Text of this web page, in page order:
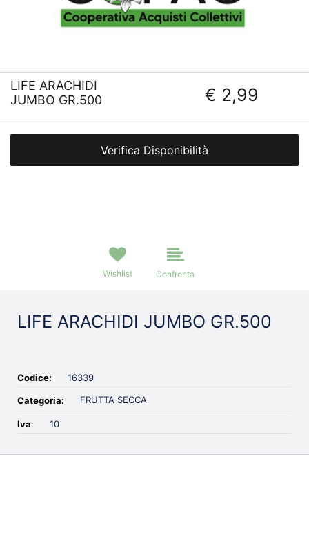
LIFE ARACHIDI
JUMBO GR.500
€ 2,99
Verifica Disponibilità
Wishlist Confronta
LIFE ARACHIDI JUMBO GR.500
Codice: 16339
Categoria: FRUTTA SECCA
Iva: 10